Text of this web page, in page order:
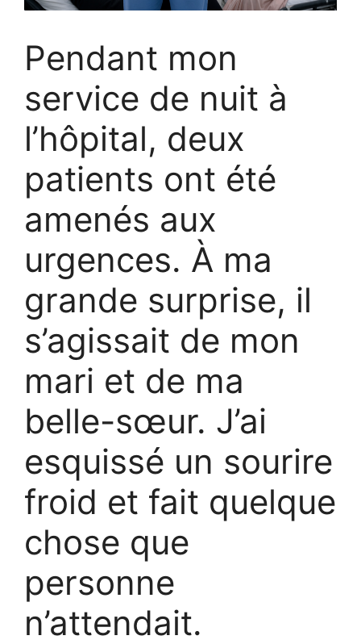
Pendant mon
service de nuit à
l’hôpital, deux
patients ont été
amenés aux
urgences. À ma
grande surprise, il
s’agissait de mon
mari et de ma
belle-sœur. J’ai
esquissé un sourire
froid et fait quelque
chose que
personne
n’attendait.